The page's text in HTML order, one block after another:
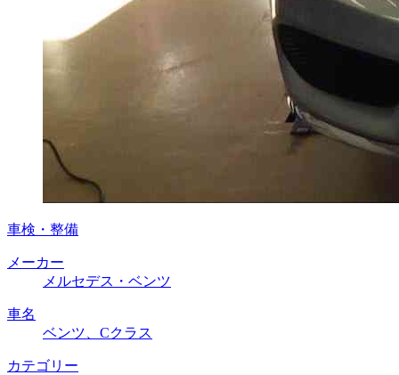
車検・整備
メーカー
メルセデス・ベンツ
車名
ベンツ、Cクラス
カテゴリー